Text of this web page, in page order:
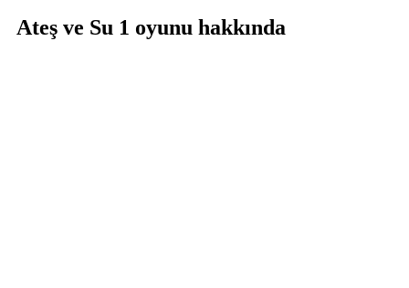
Ateş ve Su 1 oyunu hakkında